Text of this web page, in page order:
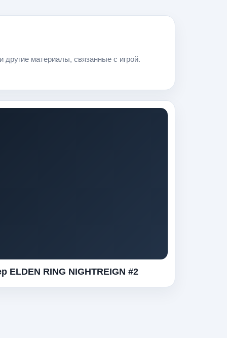
материалы, связанные с игрой.
RING NIGHTREIGN #2